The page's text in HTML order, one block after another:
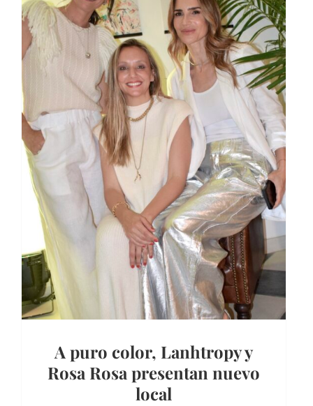
A puro color, Lanhtropy y
Rosa Rosa presentan nuevo
local